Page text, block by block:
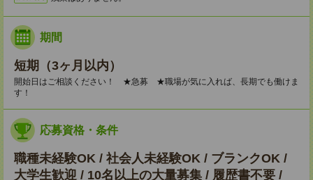
期間
短期（3ヶ月以内）
開始日はご相談ください！ ★急募 ★職場が気に入れば、長期でも働けま
す！
応募資格・条件
職種未経験OK / 社会人未経験OK / ブランクOK /
大学生歓迎 / 10名以上の大量募集 / 履歴書不要 /